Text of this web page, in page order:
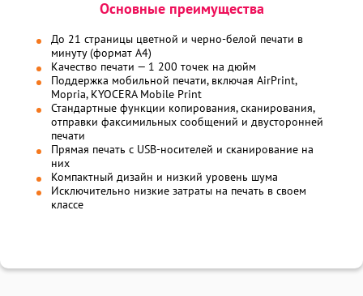
Основные преимущества
До 21 страницы цветной и черно-белой печати в
минуту (формат А4)
Качество печати — 1 200 точек на дюйм
Поддержка мобильной печати, включая AirPrint,
Mopria, KYOCERA Mobile Print
Стандартные функции копирования, сканирования,
отправки факсимильных сообщений и двусторонней
печати
Прямая печать с USB-носителей и сканирование на
них
Компактный дизайн и низкий уровень шума
Исключительно низкие затраты на печать в своем
классе